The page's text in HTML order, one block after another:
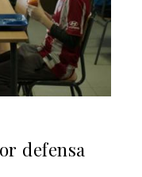
defensa